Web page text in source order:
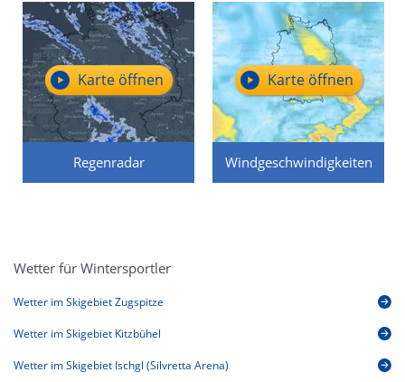
Regenradar
Karte öffnen
Windgeschwindigkeiten
Karte öffnen
Wetter für Wintersportler
Wetter im Skigebiet Zugspitze
Wetter im Skigebiet Kitzbühel
Wetter im Skigebiet Ischgl (Silvretta Arena)